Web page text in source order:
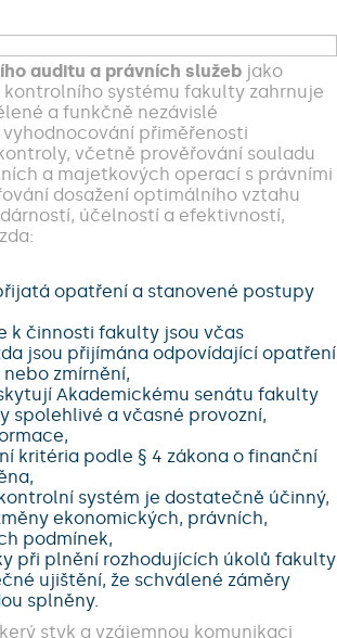
auditu a právních služeb jako
systému fakulty zahrnuje
a funkčně nezávislé
přiměřenosti
včetně prověřování souladu
a majetkových operací s právními
dosažení optimálního vztahu
účelností a efektivností,
opatření a stanovené postupy
k činnosti fakulty jsou včas
jsou přijímána odpovídající opatření
zmírnění,
Akademickému senátu fakulty
spolehlivé a včasné provozní,
kritéria podle § 4 zákona o finanční
systém je dostatečně účinný,
ekonomických, právních,
podmínek,
při plnění rozhodujících úkolů fakulty
ujištění, že schválené záměry
splněny.
styk a vzájemnou komunikaci